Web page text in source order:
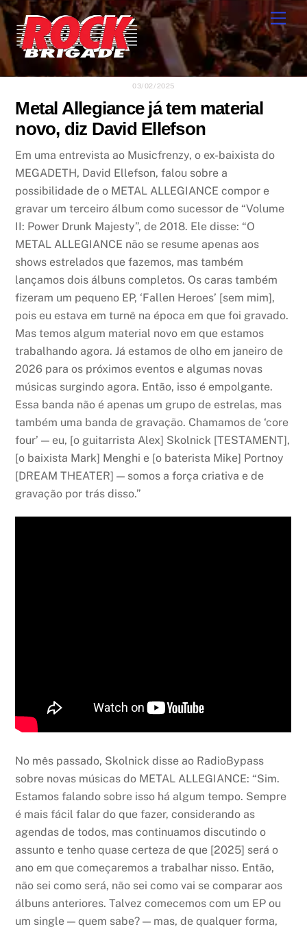
Skip
to
content
03/02/2025
Metal Allegiance já tem material
novo, diz David Ellefson
Em uma entrevista ao Musicfrenzy, o ex-baixista do
MEGADETH, David Ellefson, falou sobre a
possibilidade de o METAL ALLEGIANCE compor e
gravar um terceiro álbum como sucessor de “Volume
II: Power Drunk Majesty”, de 2018. Ele disse: “O
METAL ALLEGIANCE não se resume apenas aos
shows estrelados que fazemos, mas também
lançamos dois álbuns completos. Os caras também
fizeram um pequeno EP, ‘Fallen Heroes’ [sem mim],
pois eu estava em turnê na época em que foi gravado.
Mas temos algum material novo em que estamos
trabalhando agora. Já estamos de olho em janeiro de
2026 para os próximos eventos e algumas novas
músicas surgindo agora. Então, isso é empolgante.
Essa banda não é apenas um grupo de estrelas, mas
também uma banda de gravação. Chamamos de ‘core
four’ — eu, [o guitarrista Alex] Skolnick [TESTAMENT],
[o baixista Mark] Menghi e [o baterista Mike] Portnoy
[DREAM THEATER] — somos a força criativa e de
gravação por trás disso.”
No mês passado, Skolnick disse ao RadioBypass
sobre novas músicas do METAL ALLEGIANCE: “Sim.
Estamos falando sobre isso há algum tempo. Sempre
é mais fácil falar do que fazer, considerando as
agendas de todos, mas continuamos discutindo o
assunto e tenho quase certeza de que [2025] será o
ano em que começaremos a trabalhar nisso. Então,
não sei como será, não sei como vai se comparar aos
álbuns anteriores. Talvez comecemos com um EP ou
um single — quem sabe? — mas, de qualquer forma,